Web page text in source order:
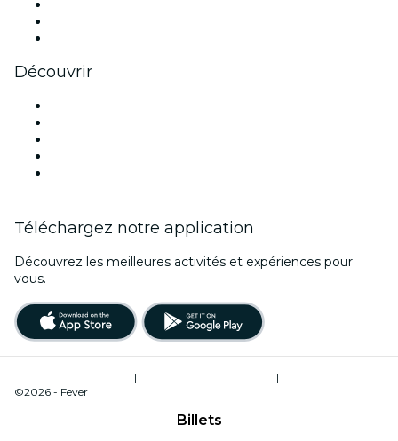
Billets
Découvrir
Téléchargez notre application
Découvrez les meilleures activités et expériences pour
vous.
| |
©2026 - Fever